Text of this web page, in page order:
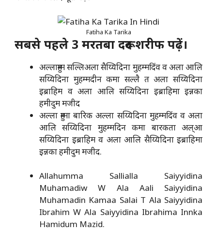
Fatiha Ka Tarika
सबसे पहले 3 मरतबा दरूद शरीफ पढ़ें।
अल्लाहुम्म सल्लिअला सैय्यिदिना मुहम्मदिंव व अला आलि
सय्यिदिना मुहम्मदीन कमा सल्लै त अला सय्यिदिना
इब्राहिम व अला आलि सय्यिदिना इब्राहिमा इन्नका
हमीदुम मजीद
अल्ला हुम्मा बारिक अल्ला सय्यिदिना मुहम्मदिंव व अला
आलि सय्यिदिना मुहम्मदिन कमा बारकता अल्आ
सय्यिदिना इब्राहिम व अला आलि सैय्यिदिना इब्राहिमा
इन्नका हमीदुम मजीद.
Allahumma Sallialla Saiyyidina
Muhamadiw W Ala Aali Saiyyidina
Muhamadin Kamaa Salai T Ala Saiyyidina
Ibrahim W Ala Saiyyidina Ibrahima Innka
Hamidum Mazid.